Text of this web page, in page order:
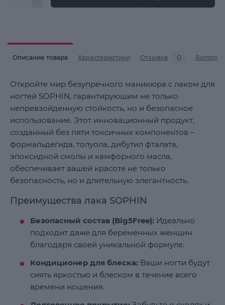
Описание товара Характеристики Отзывов 0 Вопросы
Откройте мир безупречного маникюра с лаком для
ногтей SOPHIN, гарантирующим не только
непревзойденную стойкость, но и безопасное
использование. Этот инновационный продукт,
созданный без пяти токсичных компонентов –
формальдегида, толуола, дибутил фталата,
эпоксидной смолы и камфорного масла,
обеспечивает вашей красоте не только
безопасность, но и длительную элегантность.
Преимущества лака SOPHIN
Безопасный состав (Big5Free): Идеально
подходит даже для беременных женщин
благодаря своей уникальной формуле.
Кондиционер для блеска: Ваши ногти будут
сиять яркостью и блеском в течение всего
времени ношения.